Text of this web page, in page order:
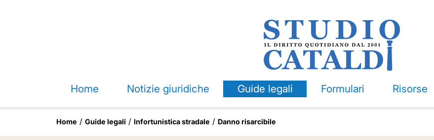
Home Notizie giuridiche Guide legali Formulari Risorse
Home Guide legali Infortunistica stradale Danno risarcibile